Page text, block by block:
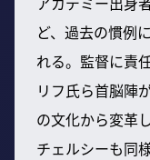
ど、過去の慣例
れる。監督に責
リフ氏ら首脳陣
の文化から変革
チェルシーも同